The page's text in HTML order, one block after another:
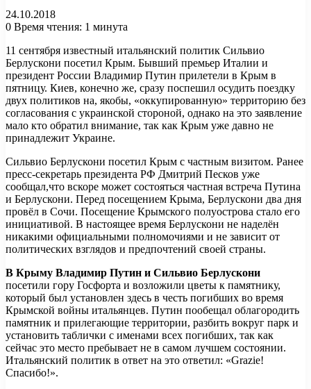
24.10.2018
0 Время чтения: 1 минута
11 сентября известный итальянский политик Сильвио
Берлускони посетил Крым. Бывший премьер Италии и
президент России Владимир Путин прилетели в Крым в
пятницу. Киев, конечно же, сразу поспешил осудить поездку
двух политиков на, якобы, «оккупированную» территорию без
согласования с украинской стороной, однако на это заявление
мало кто обратил внимание, так как Крым уже давно не
принадлежит Украине.
Сильвио Берлускони посетил Крым с частным визитом. Ранее
пресс-секретарь президента РФ Дмитрий Песков уже
сообщал,что вскоре может состояться частная встреча Путина
и Берлускони. Перед посещением Крыма, Берлускони два дня
провёл в Сочи. Посещение Крымского полуострова стало его
инициативой. В настоящее время Берлускони не наделён
никакими официальными полномочиями и не зависит от
политических взглядов и предпочтений своей страны.
В Крыму Владимир Путин и Сильвио Берлускони
посетили гору Госфорта и возложили цветы к памятнику,
который был установлен здесь в честь погибших во время
Крымской войны итальянцев. Путин пообещал облагородить
памятник и прилегающие территории, разбить вокруг парк и
установить таблички с именами всех погибших, так как
сейчас это место пребывает не в самом лучшем состоянии.
Итальянский политик в ответ на это ответил: «Grazie!
Спасибо!».